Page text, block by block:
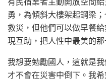
有民宿業者主動開放空間
勇，為傾斜大樓架起鋼梁
救災，但他們可以做早餐
現互助，把人性中最美的那
我想要勉勵國人，這就是
才不會在災害中倒下。我